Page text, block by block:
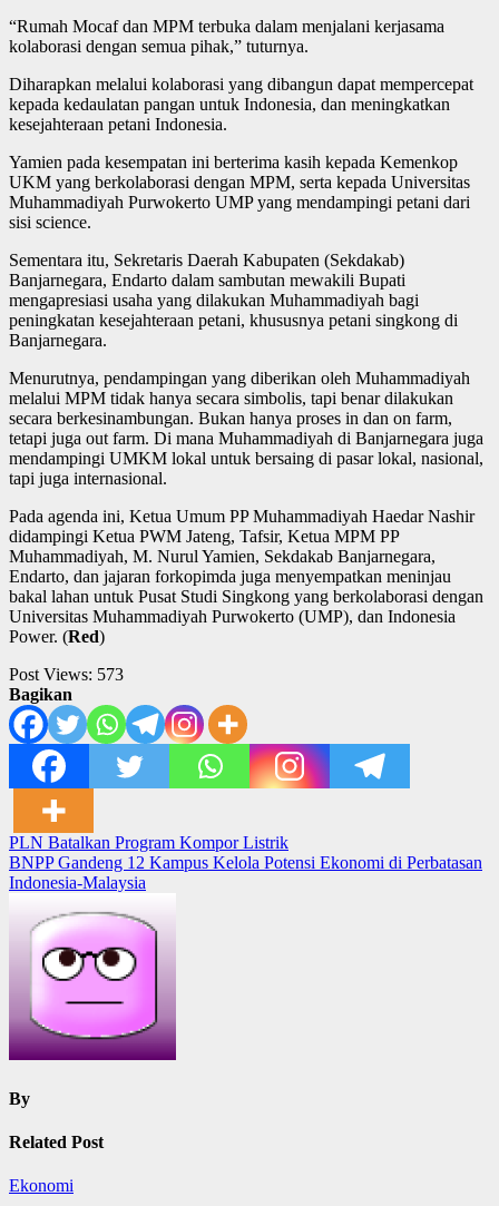
“Rumah Mocaf dan MPM terbuka dalam menjalani kerjasama
kolaborasi dengan semua pihak,” tuturnya.
Diharapkan melalui kolaborasi yang dibangun dapat mempercepat
kepada kedaulatan pangan untuk Indonesia, dan meningkatkan
kesejahteraan petani Indonesia.
Yamien pada kesempatan ini berterima kasih kepada Kemenkop
UKM yang berkolaborasi dengan MPM, serta kepada Universitas
Muhammadiyah Purwokerto UMP yang mendampingi petani dari
sisi science.
Sementara itu, Sekretaris Daerah Kabupaten (Sekdakab)
Banjarnegara, Endarto dalam sambutan mewakili Bupati
mengapresiasi usaha yang dilakukan Muhammadiyah bagi
peningkatan kesejahteraan petani, khususnya petani singkong di
Banjarnegara.
Menurutnya, pendampingan yang diberikan oleh Muhammadiyah
melalui MPM tidak hanya secara simbolis, tapi benar dilakukan
secara berkesinambungan. Bukan hanya proses in dan on farm,
tetapi juga out farm. Di mana Muhammadiyah di Banjarnegara juga
mendampingi UMKM lokal untuk bersaing di pasar lokal, nasional,
tapi juga internasional.
Pada agenda ini, Ketua Umum PP Muhammadiyah Haedar Nashir
didampingi Ketua PWM Jateng, Tafsir, Ketua MPM PP
Muhammadiyah, M. Nurul Yamien, Sekdakab Banjarnegara,
Endarto, dan jajaran forkopimda juga menyempatkan meninjau
bakal lahan untuk Pusat Studi Singkong yang berkolaborasi dengan
Universitas Muhammadiyah Purwokerto (UMP), dan Indonesia
Power. (Red)
Post Views: 573
Bagikan
Post
navigation
PLN Batalkan Program Kompor Listrik
BNPP Gandeng 12 Kampus Kelola Potensi Ekonomi di Perbatasan
Indonesia-Malaysia
By
Related Post
Ekonomi